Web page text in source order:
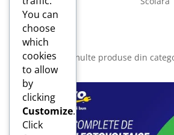
Vezi și mai multe produse din
You can
choose
which
cookies
to allow
by
clicking
Customize.
Click